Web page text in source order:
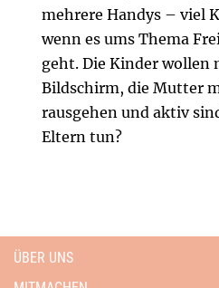
mehrere Handys – viel
wenn es ums Thema
geht. Die Kinder wollen
Bildschirm, die Mutter
rausgehen und aktiv
Eltern tun?
ÜBER UNS